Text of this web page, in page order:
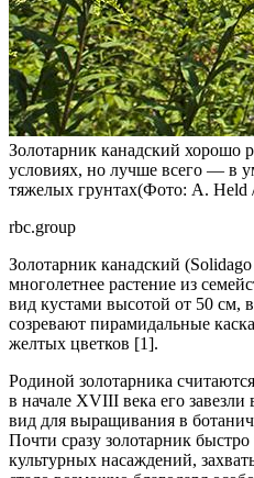
Золотарник канадский хорошо
условиях, но лучше всего — в
тяжелых грунтах(Фото: A. Held
rbc.group
Золотарник канадский
многолетнее растение из
вид кустами высотой от 50 см,
созревают пирамидальные
желтых цветков [1].
Родиной золотарника
в начале XVIII века его
вид для выращивания в
Почти сразу золотарник
культурных насаждений,